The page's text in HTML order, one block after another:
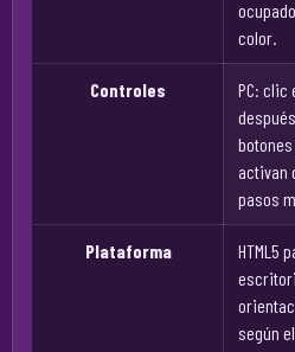
color.
Controles
PC: clic
activan
pasos
Plataforma
HTML5
según